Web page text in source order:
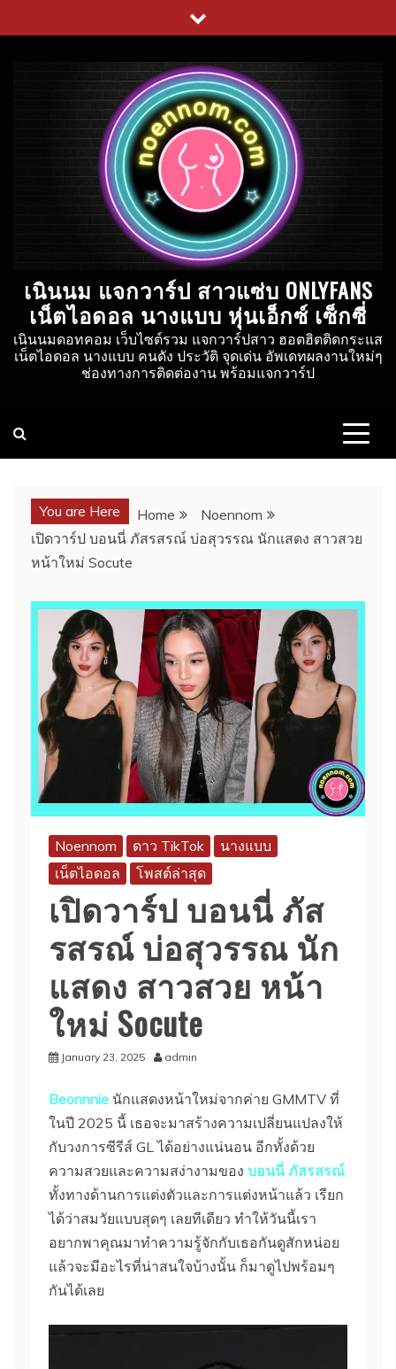
to
เนินนม แจกวาร์ป สาวแซ่บ ONLYFANS
เน็ตไอดอล นางแบบ หุ่นเอ็กซ์ เซ็กซี่
เนินนมดอทคอม เว็บไซต์รวม แจกวาร์ปสาว ฮอตฮิตติดกระแส
เน็ตไอดอล นางแบบ คนดัง ประวัติ จุดเด่น อัพเดทผลงานใหม่ๆ
ช่องทางการติดต่องาน พร้อมแจกวาร์ป
You are Here Home
Noennom
เปิดวาร์ป บอนนี่ ภัสรสรณ์ บ่อสุวรรณ นักแสดง สาวสวย
หน้าใหม่ Socute
Noennom ดาว TikTok
นางแบบ
เน็ตไอดอล
โพสต์ล่าสุด
เปิดวาร์ป บอนนี่ ภัส
รสรณ์ บ่อสุวรรณ นัก
แสดง สาวสวย หน้า
ใหม่ Socute
January 23, 2025 admin
Beonnnie นักแสดงหน้าใหม่จากค่าย GMMTV ที่
ในปี 2025 นี้ เธอจะมาสร้างความเปลี่ยนแปลงให้
กับวงการซีรีส์ GL ได้อย่างแน่นอน อีกทั้งด้วย
ความสวยและความสง่างามของ บอนนี่ ภัสรสรณ์
ทั้งทางด้านการแต่งตัวและการแต่งหน้าแล้ว เรียก
ได้ว่าสมวัยแบบสุดๆ เลยทีเดียว ทำให้วันนี้เรา
อยากพาคุณมาทำความรู้จักกับเธอกันดูสักหน่อย
แล้วจะมีอะไรที่น่าสนใจบ้างนั้น ก็มาดูไปพร้อมๆ
กันได้เลย